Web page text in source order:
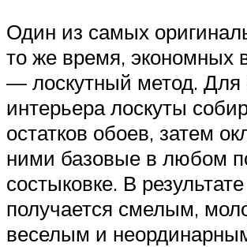
Один из самых
то же время, экономных
— лоскутный метод. Для
интерьера лоскуты
остатков обоев, затем
ними базовые в любом
состыковке. В
получается смелым,
веселым и